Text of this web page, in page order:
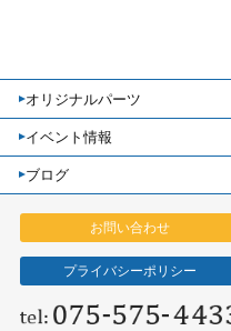
オリジナルパーツ
イベント情報
ブログ
お問い合わせ
プライバシーポリシー